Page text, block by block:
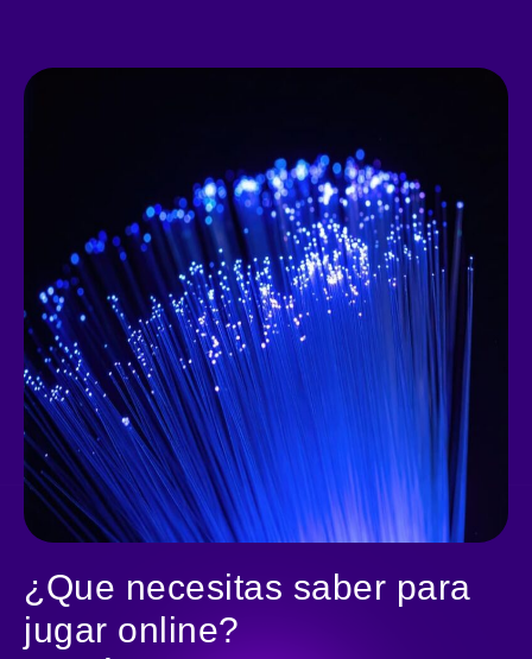
¿Que necesitas saber para
jugar online?